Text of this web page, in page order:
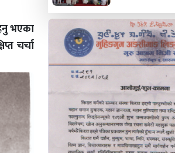
भएका
चर्चा